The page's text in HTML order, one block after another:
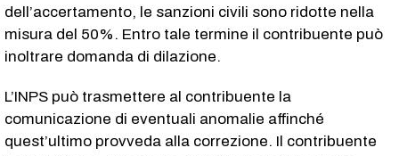
dell’accertamento, le sanzioni civili sono ridotte nella
misura del 50%. Entro tale termine il contribuente può
inoltrare domanda di dilazione.
L’INPS può trasmettere al contribuente la
comunicazione di eventuali anomalie affinché
quest’ultimo provveda alla correzione. Il contribuente